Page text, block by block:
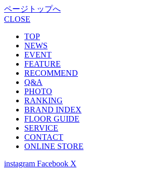
ページトップへ
CLOSE
TOP
NEWS
EVENT
FEATURE
RECOMMEND
Q&A
PHOTO
RANKING
BRAND INDEX
FLOOR GUIDE
SERVICE
CONTACT
ONLINE STORE
instagram Facebook X